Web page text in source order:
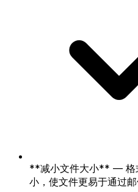
**减小文件大小** — 格
小，使文件更易于通过邮